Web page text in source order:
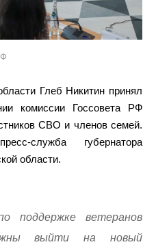
Глеб Никитин принял
комиссии Госсовета РФ
СВО и членов семей.
служба губернатора
области.
поддержке ветеранов
выйти на новый